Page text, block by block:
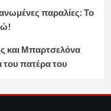
παραλίες: Το
και Μπαρτσελόνα
του πατέρα του